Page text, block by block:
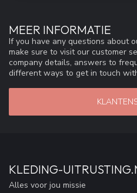
MEER INFORMATIE
If you have any questions about
make sure to visit our customer
company details, answers to
different ways to get in touch
KLEDING-
Alles voor jou missie